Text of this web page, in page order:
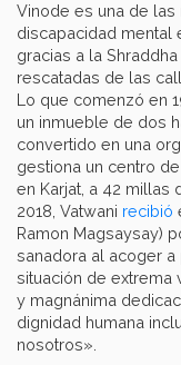
Vinode es una de las
discapacidad mental
gracias a la
rescatadas de las
Lo que comenzó en
un inmueble de dos
convertido en una
gestiona un centro
en Karjat, a 42 millas
2018, Vatwani recibió
Ramon Magsaysay)
sanadora al acoger
situación de extrema
y magnánima
dignidad humana
nosotros».